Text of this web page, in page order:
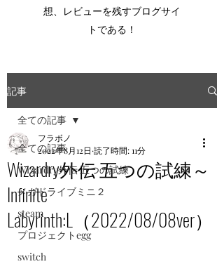
想、レビューを残すブログサイ
トである！
記事
全ての記事
Wizardry外伝 五つの試練
メガドライブミニ２
steam
プロジェクトegg
switch
全ての記事
Wizardry外伝 五つの試練～
Infinite
Labyrinth:L（2022/08/08ver）
フラボノ
2022年8月12日 読了時間: 11分